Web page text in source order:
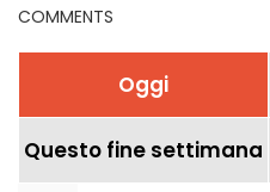
COMMENTS
Oggi
Questo fine settimana